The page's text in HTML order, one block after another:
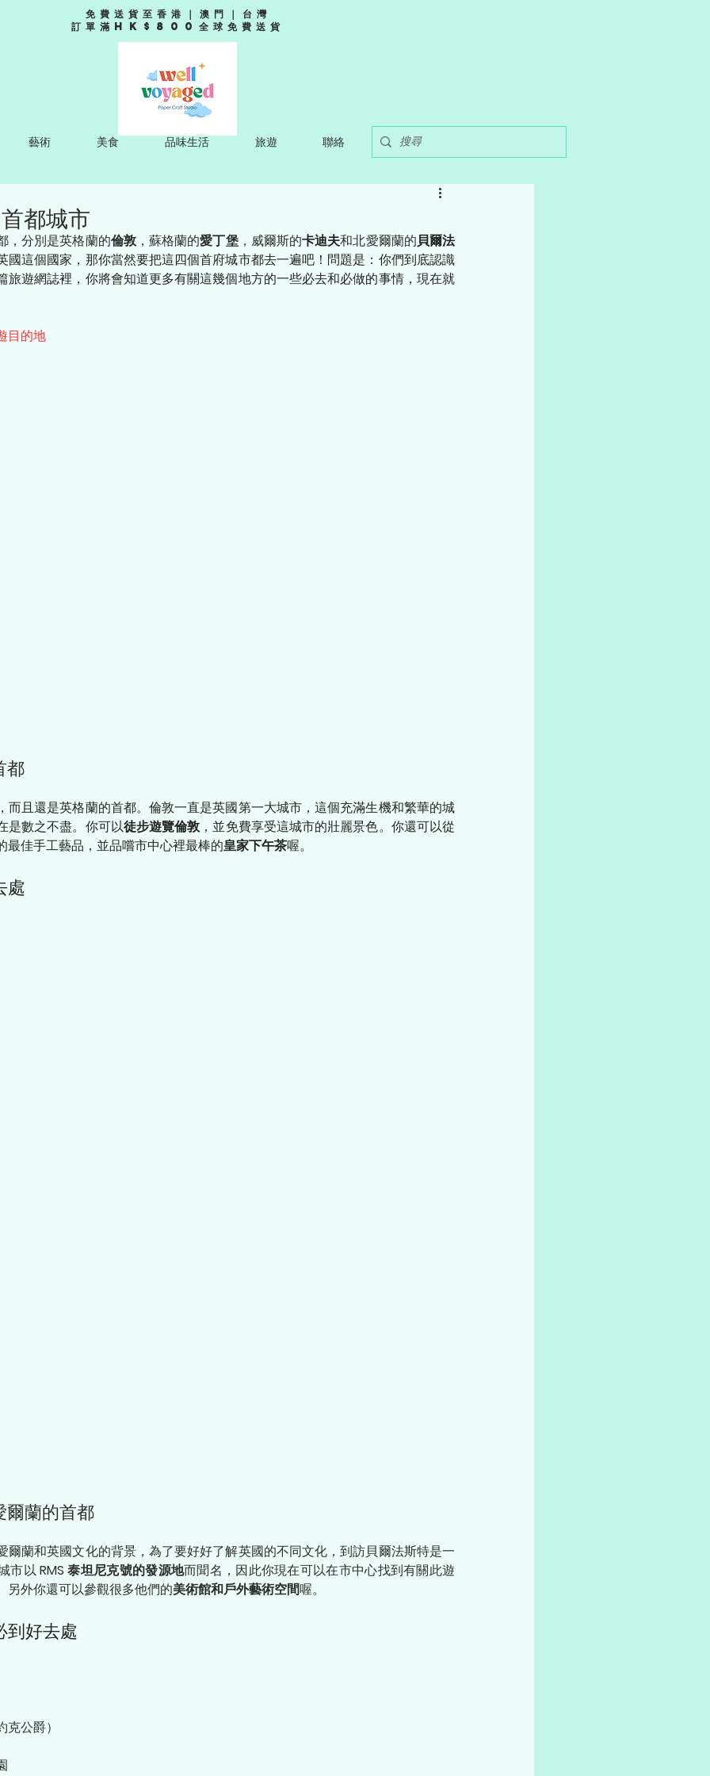
免費送貨至香港｜澳門｜台灣
訂單滿HK$800全球免費送貨
藝術 美食 品味生活 旅遊 聯絡
都城市
，分別是英格蘭的倫敦，蘇格蘭的愛丁堡，威爾斯的卡迪夫和北愛爾蘭的貝爾法
國這個國家，那你當然要把這四個首府城市都去一遍吧！問題是：你們到底認識
旅遊網誌裡，你將會知道更多有關這幾個地方的一些必去和必做的事情，現在就
目的地
都
而且還是英格蘭的首都。倫敦一直是英國第一大城市，這個充滿生機和繁華的城
是數之不盡。你可以徒步遊覽倫敦，並免費享受這城市的壯麗景色。你還可以從
最佳手工藝品，並品嚐市中心裡最棒的皇家下午茶喔。
處
蘭的首都
爾蘭和英國文化的背景，為了要好好了解英國的不同文化，到訪貝爾法斯特是一
市以 RMS 泰坦尼克號的發源地而聞名，因此你現在可以在市中心找到有關此遊
另外你還可以參觀很多他們的美術館和戶外藝術空間喔。
到好去處
公爵）